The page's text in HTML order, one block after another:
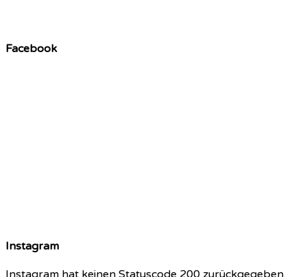
Facebook
Instagram